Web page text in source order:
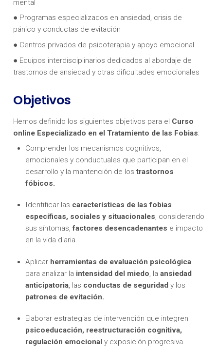
mental
● Programas especializados en ansiedad, crisis de
pánico y conductas de evitación
● Centros privados de psicoterapia y apoyo emocional
● Equipos interdisciplinarios dedicados al abordaje de
trastornos de ansiedad y otras dificultades emocionales
Objetivos
Hemos definido los siguientes objetivos para el Curso
online Especializado en el Tratamiento de las Fobias:
Comprender los mecanismos cognitivos,
emocionales y conductuales que participan en el
desarrollo y la mantención de lostrastornos
fóbicos.
Identificar las características de las fobias
específicas, sociales y situacionales, considerando
sus síntomas,factores desencadenantes e impacto
en la vida diaria.
Aplicar herramientas de evaluación psicológica
para analizar la intensidad del miedo, la ansiedad
anticipatoria, las conductas de seguridad y los
patrones de evitación.
Elaborar estrategias de intervención que integren
psicoeducación, reestructuración cognitiva,
regulación emocional y exposición progresiva.